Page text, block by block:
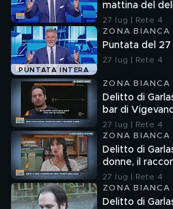
mattina del
27 lug | Rete 4
PUNTATA INTERA
ZONA BIANCA
Puntata del 27
27 lug | Rete 4
ZONA BIANCA
Delitto di
bar di
27 lug | Rete 4
ZONA BIANCA
Delitto di
donne, il
Angela Taccia
27 lug | Rete 4
ZONA BIANCA
Delitto di